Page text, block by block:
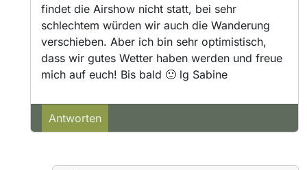
findet die Airshow nicht statt, bei sehr
schlechtem würden wir auch die Wanderung
verschieben. Aber ich bin sehr optimistisch,
dass wir gutes Wetter haben werden und freue
mich auf euch! Bis bald 🙂 lg Sabine
Antworten